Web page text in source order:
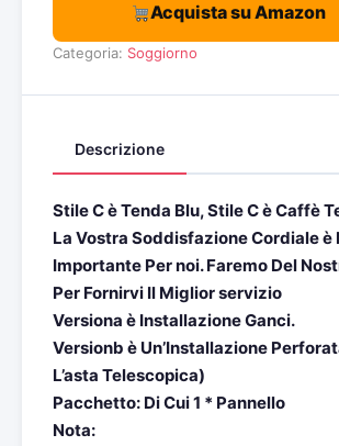
Acquista su Amazon
Categoria: Soggiorno
Descrizione
Stile C è Tenda Blu, Stile C è Caffè
La Vostra Soddisfazione Cordiale è
Importante Per noi. Faremo Del
Per Fornirvi Il Miglior servizio
Versiona è Installazione Ganci.
Versionb è Un’Installazione
L’asta Telescopica)
Pacchetto: Di Cui 1 * Pannello
Nota: